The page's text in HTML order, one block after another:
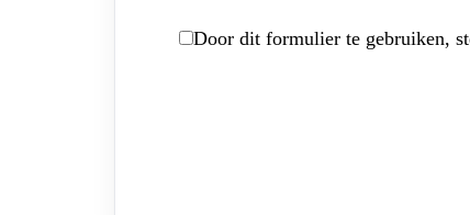
Door dit formulier te gebruiken,